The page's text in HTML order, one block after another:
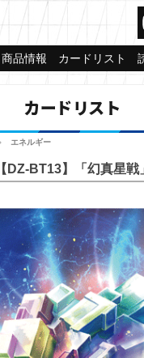
商品情報 カードリスト
カードリスト
エネルギー
【DZ-BT13】「幻真星戦」